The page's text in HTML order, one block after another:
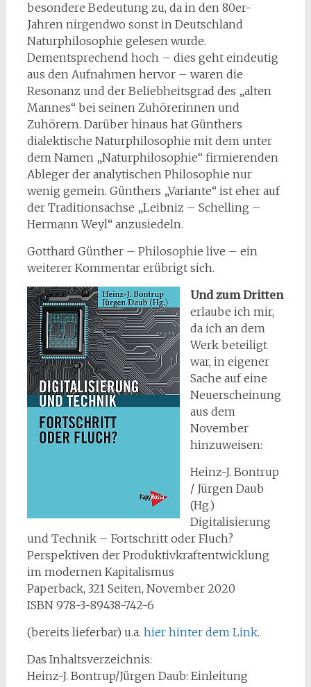
besondere Bedeutung zu, da in den 80er-
Jahren nirgendwo sonst in Deutschland
Naturphilosophie gelesen wurde.
Dementsprechend hoch – dies geht eindeutig
aus den Aufnahmen hervor – waren die
Resonanz und der Beliebheitsgrad des „alten
Mannes“ bei seinen Zuhörerinnen und
Zuhörern. Darüber hinaus hat Günthers
dialektische Naturphilosophie mit dem unter
dem Namen „Naturphilosophie“ firmierenden
Ableger der analytischen Philosophie nur
wenig gemein. Günthers „Variante“ ist eher auf
der Traditionsachse „Leibniz – Schelling –
Hermann Weyl“ anzusiedeln.
Gotthard Günther – Philosophie live – ein
weiterer Kommentar erübrigt sich.
Und zum Dritten
erlaube ich mir,
da ich an dem
Werk beteiligt
war, in eigener
Sache auf eine
Neuerscheinung
aus dem
November
hinzuweisen:
Heinz-J. Bontrup
/ Jürgen Daub
(Hg.)
Digitalisierung
und Technik – Fortschritt oder Fluch?
Perspektiven der Produktivkraftentwicklung
im modernen Kapitalismus
Paperback, 321 Seiten, November 2020
ISBN 978-3-89438-742-6
(bereits lieferbar) u.a. hier hinter dem Link.
Das Inhaltsverzeichnis:
Heinz-J. Bontrup/Jürgen Daub: Einleitung